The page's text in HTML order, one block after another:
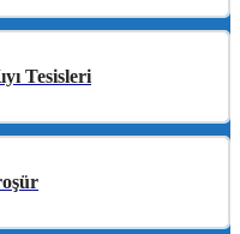
Tesisleri